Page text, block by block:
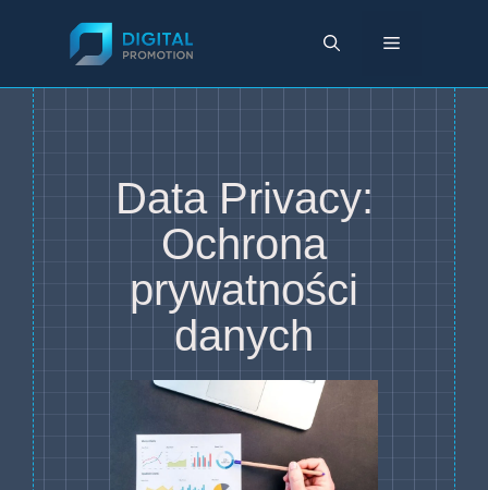
Menu
Data Privacy:
Ochrona
prywatności
danych